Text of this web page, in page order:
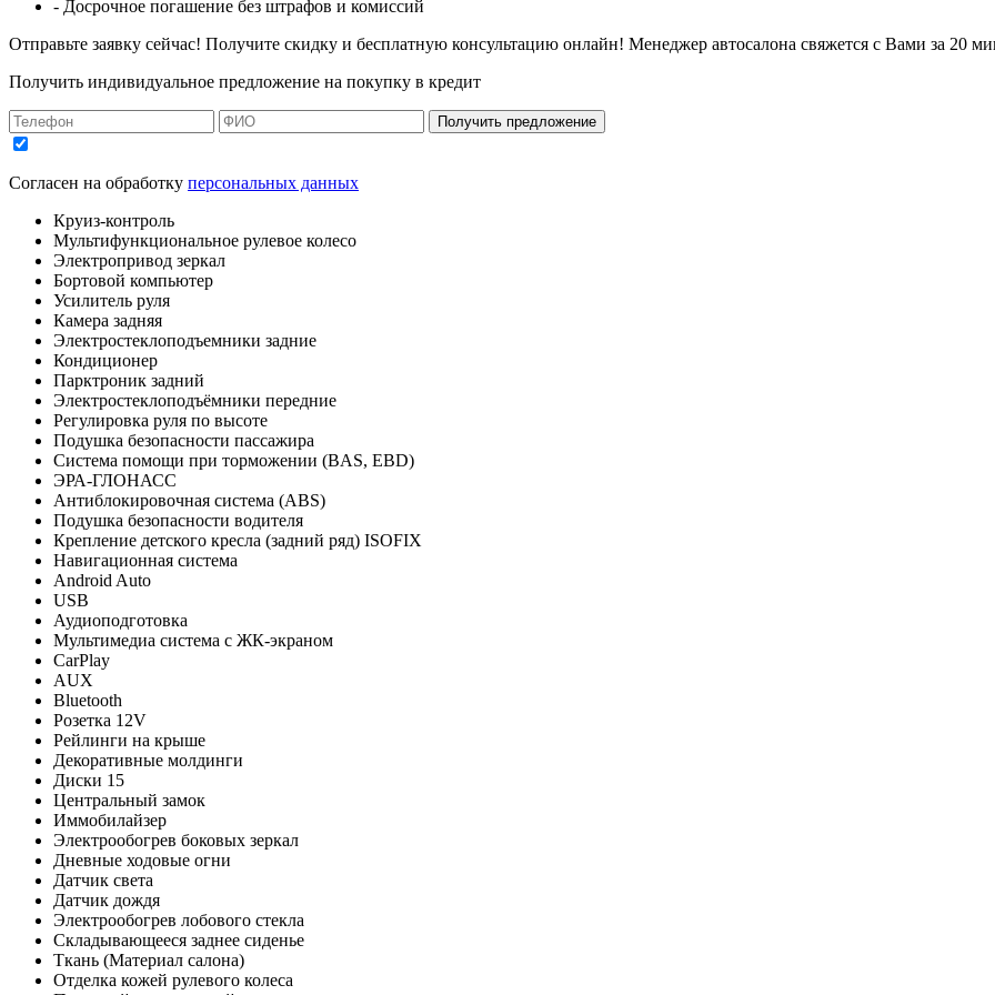
- Досрочное погашение без штрафов и комиссий
Отправьте заявку сейчас! Получите скидку и бесплатную консультацию онлайн! Менеджер автосалона свяжется с Вами за 20
Получить индивидуальное предложение на покупку в кредит
Получить предложение
Согласен на обработку персональных данных
Круиз-контроль
Мультифункциональное рулевое колесо
Электропривод зеркал
Бортовой компьютер
Усилитель руля
Камера задняя
Электростеклоподъемники задние
Кондиционер
Парктроник задний
Электростеклоподъёмники передние
Регулировка руля по высоте
Подушка безопасности пассажира
Система помощи при торможении (BAS, EBD)
ЭРА-ГЛОНАСС
Антиблокировочная система (ABS)
Подушка безопасности водителя
Крепление детского кресла (задний ряд) ISOFIX
Навигационная система
Android Auto
USB
Аудиоподготовка
Мультимедиа система с ЖК-экраном
CarPlay
AUX
Bluetooth
Розетка 12V
Рейлинги на крыше
Декоративные молдинги
Диски 15
Центральный замок
Иммобилайзер
Электрообогрев боковых зеркал
Дневные ходовые огни
Датчик света
Датчик дождя
Электрообогрев лобового стекла
Складывающееся заднее сиденье
Ткань (Материал салона)
Отделка кожей рулевого колеса